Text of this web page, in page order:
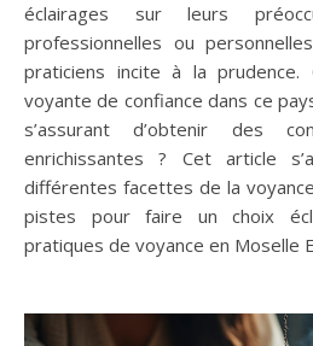
éclairages sur leurs
professionnelles ou
praticiens incite à la prudence.
voyante de confiance dans ce
s’assurant d’obtenir des
enrichissantes ? Cet article
différentes facettes de la
pistes pour faire un choix
pratiques de voyance en Moselle